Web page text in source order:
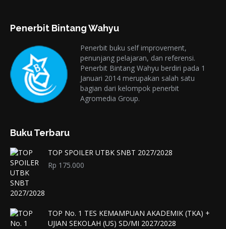
Penerbit Bintang Wahyu
Penerbit buku self improvement,
penunjang pelajaran, dan referensi.
Penerbit Bintang Wahyu berdiri pada 1
Januari 2014 merupakan salah satu
bagian dari kelompok penerbit
Agromedia Group.
Buku Terbaru
TOP SPOILER UTBK SNBT 2027/2028
Rp 175.000
TOP No. 1 TES KEMAMPUAN AKADEMIK (TKA) +
UJIAN SEKOLAH (US) SD/MI 2027/2028